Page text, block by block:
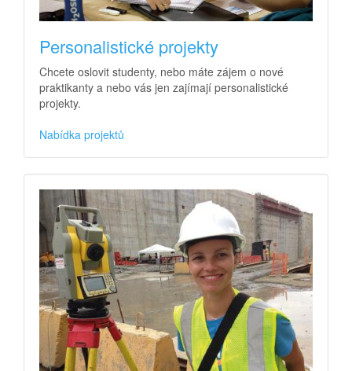
Personalistické projekty
Chcete oslovit studenty, nebo máte zájem o nové
praktikanty a nebo vás jen zajímají personalistické
projekty.
Nabídka projektů